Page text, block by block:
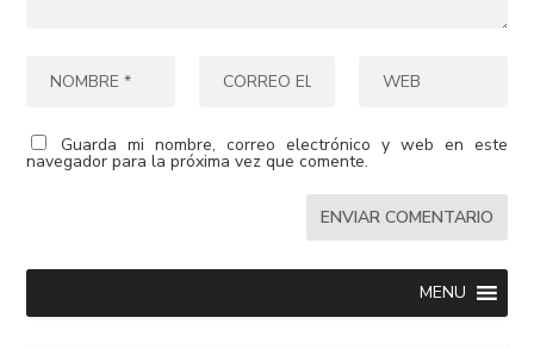
Guarda mi nombre, correo electrónico y web en este
navegador para la próxima vez que comente.
MENU